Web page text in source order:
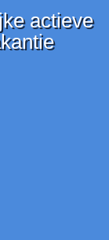
actieve